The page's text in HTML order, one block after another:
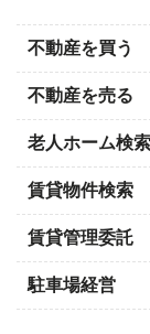
不動産を買う
不動産を売る
老人ホーム検索
賃貸物件検索
賃貸管理委託
駐車場経営